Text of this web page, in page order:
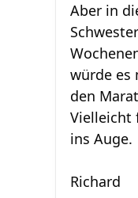
Aber in
würde es
den
Vielleicht
ins Auge.
Richard